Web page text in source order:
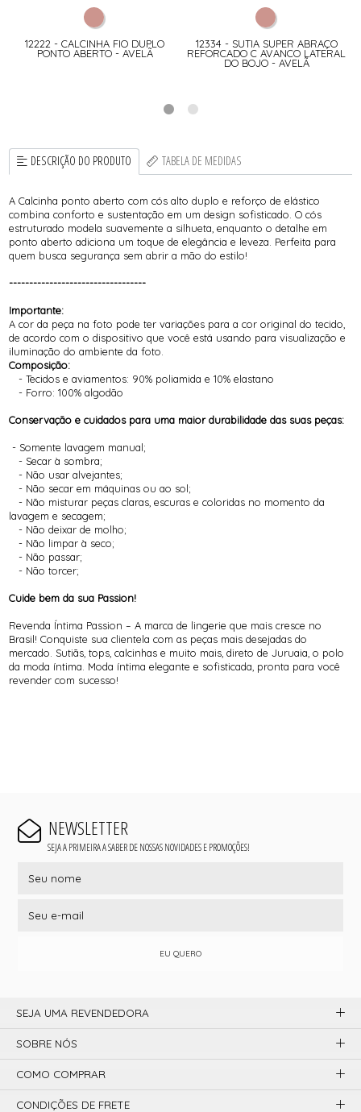
12222 - CALCINHA FIO DUPLO
PONTO ABERTO - AVELÃ
12334 - SUTIA SUPER ABRAÇO
REFORCADO C AVANCO LATERAL
DO BOJO - AVELÃ
DESCRIÇÃO DO PRODUTO TABELA DE MEDIDAS
A Calcinha ponto aberto com cós alto duplo e reforço de elástico
combina conforto e sustentação em um design sofisticado. O cós
estruturado modela suavemente a silhueta, enquanto o detalhe em
ponto aberto adiciona um toque de elegância e leveza. Perfeita para
quem busca segurança sem abrir a mão do estilo!
----------------------------------
Importante:
A cor da peça na foto pode ter variações para a cor original do tecido,
de acordo com o dispositivo que você está usando para visualização e
iluminação do ambiente da foto.
Composição:
- Tecidos e aviamentos: 90% poliamida e 10% elastano
- Forro: 100% algodão
Conservação e cuidados para uma maior durabilidade das suas peças:
- Somente lavagem manual;
- Secar à sombra;
- Não usar alvejantes;
- Não secar em máquinas ou ao sol;
- Não misturar peças claras, escuras e coloridas no momento da
lavagem e secagem;
- Não deixar de molho;
- Não limpar à seco;
- Não passar;
- Não torcer;
Cuide bem da sua Passion!
Revenda Íntima Passion – A marca de lingerie que mais cresce no
Brasil! Conquiste sua clientela com as peças mais desejadas do
mercado. Sutiãs, tops, calcinhas e muito mais, direto de Juruaia, o polo
da moda íntima. Moda íntima elegante e sofisticada, pronta para você
revender com sucesso!
NEWSLETTER
SEJA A PRIMEIRA A SABER DE NOSSAS NOVIDADES E PROMOÇÕES!
EU QUERO
SEJA UMA REVENDEDORA
SOBRE NÓS
COMO COMPRAR
CONDIÇÕES DE FRETE